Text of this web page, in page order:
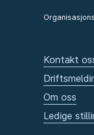
Kontakt
Om oss
Ledige